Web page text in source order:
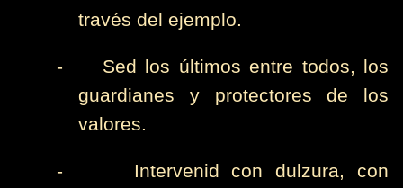
través del ejemplo.
-
Sed los últimos entre todos, los
guardianes y protectores de los
valores.
-
Intervenid con dulzura, con